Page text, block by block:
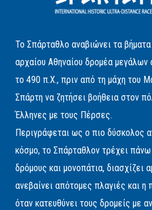
Το Σπάρταθλο αναβιώνει τα
αρχαίου Αθηναίου δρομέα
το 490 π.Χ., πριν από τη μάχη του
Σπάρτη να ζητήσει βοήθεια στον
Έλληνες με τους Πέρσες.
Περιγράφεται ως ο πιο δύσκολος
κόσμο, το Σπάρταθλον τρέχει
δρόμους και μονοπάτια, διασχίζει
ανεβαίνει απότομες πλαγιές και η
όταν κατευθύνει τους δρομείς με